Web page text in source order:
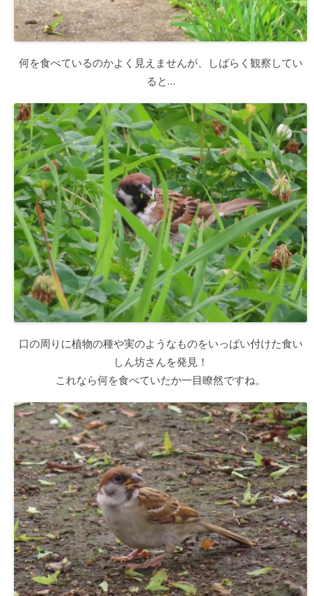
何を食べているのかよく見えませんが、しばらく観察してい
ると…
口の周りに植物の種や実のようなものをいっぱい付けた食い
しん坊さんを発見！
これなら何を食べていたか一目瞭然ですね。